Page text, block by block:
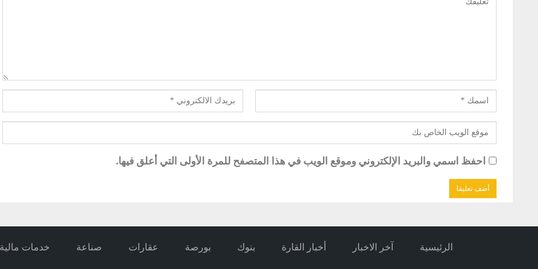
احفظ اسمي والبريد الإلكتروني وموقع الويب في هذا المتصفح للمرة الأولى التي أعلق فيها.
الرئيسية آخر الاخبار أخبار القارة بنوك بورصة عقارات صناعة خدمات مالية